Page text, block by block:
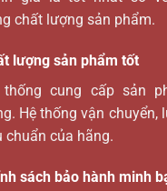
chất lượng sản phẩm.
lượng sản phẩm tốt
thống cung cấp sản
Hệ thống vận chuyển,
chuẩn của hãng.
sách bảo hành minh